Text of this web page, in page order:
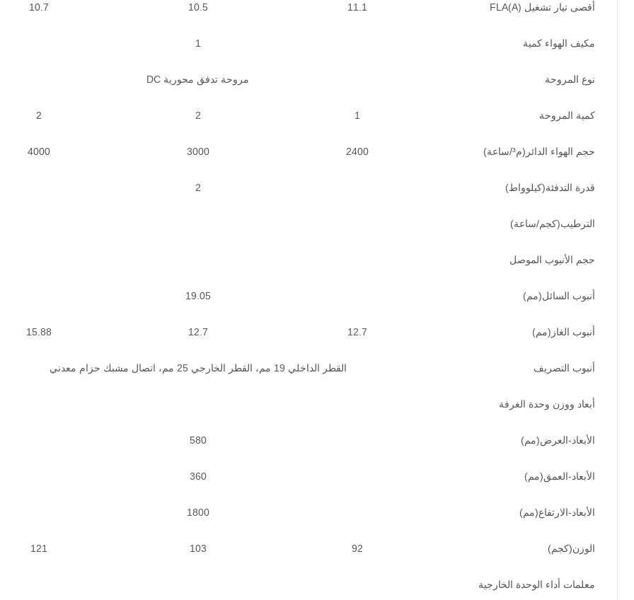
أقصى تيار تشغيل FLA(A) 11.1
10.5
10.7
مكيف الهواء كمية 1
نوع المروحة مروحة تدفق محورية DC
كمية المروحة 1
2
2
حجم الهواء الدائر(م³/ساعة) 2400
3000
4000
قدرة التدفئة(كيلوواط) 2
الترطيب(كجم/ساعة)
حجم الأنبوب الموصل
أنبوب السائل(مم) 19.05
أنبوب الغاز(مم) 12.7
12.7
15.88
أنبوب التصريف القطر الداخلي 19 مم، القطر الخارجي 25 مم، اتصال مشبك حزام معدني
أبعاد ووزن وحدة الغرفة
الأبعاد-العرض(مم) 580
الأبعاد-العمق(مم) 360
الأبعاد-الارتفاع(مم) 1800
الوزن(كجم) 92
103
121
معلمات أداء الوحدة الخارجية